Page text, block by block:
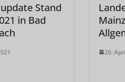
Stand
in Bad
26.